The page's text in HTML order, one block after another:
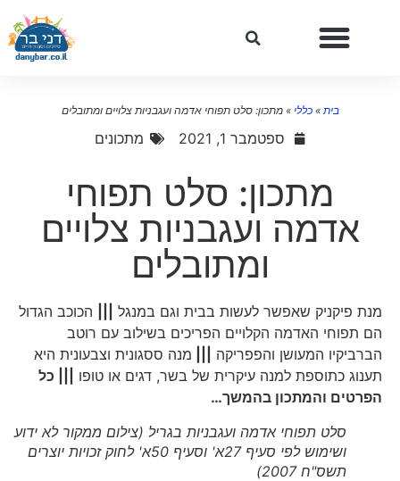
»כללי»מתכון: סלט תפוחי אדמה ועגבניות צלויים ומתובלים
ספטמבר 1, 2021 מתכונים
מתכון: סלט תפוחי
אדמה ועגבניות צלויים
ומתובלים
מנת פיקניק שאפשר לעשות בבית וגם במנגל|||
הכוכב הגדול
הם תפוחי האדמה הקלויים הפריכים בשילוב עם רוטב
הברביקיו המעושן והפפריקה|||
מנה ססגונית וצבעונית היא
תענוג כתוספת למנה עיקרית של בשר, דגים או טופו||| כל
הפרטים והמתכון בהמשך…
סלט תפוחי אדמה ועגבניות בגריל (צילום ממקור לא ידוע
ושימוש לפי סעיף 27א' וסעיף 50א' לחוק זכויות יוצרים
תשס"ח 2007)